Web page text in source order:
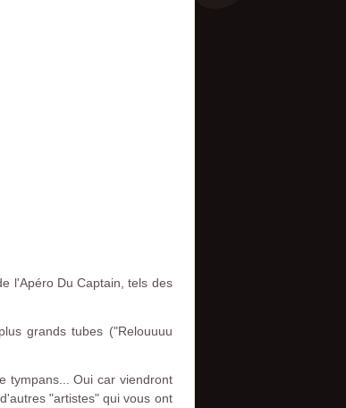
l'Apéro Du Captain, tels des
grands tubes ("Relouuuu
tympans... Oui car viendront
"artistes" qui vous ont